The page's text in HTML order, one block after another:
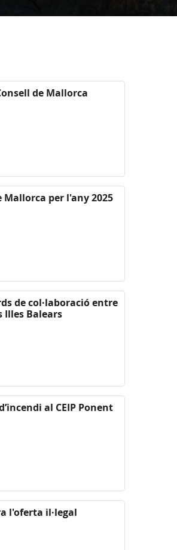
de Mallorca
Mallorca per l'any 2025
de col·laboració entre
Illes Balears
al CEIP Ponent
l'oferta il·legal